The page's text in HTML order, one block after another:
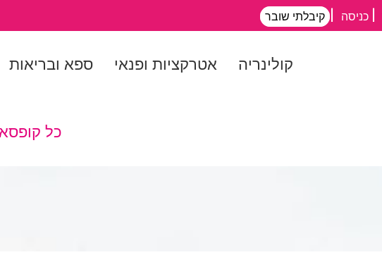
כניסה קיבלתי שובר
ספא ובריאות אטרקציות ופנאי קולינריה
כל